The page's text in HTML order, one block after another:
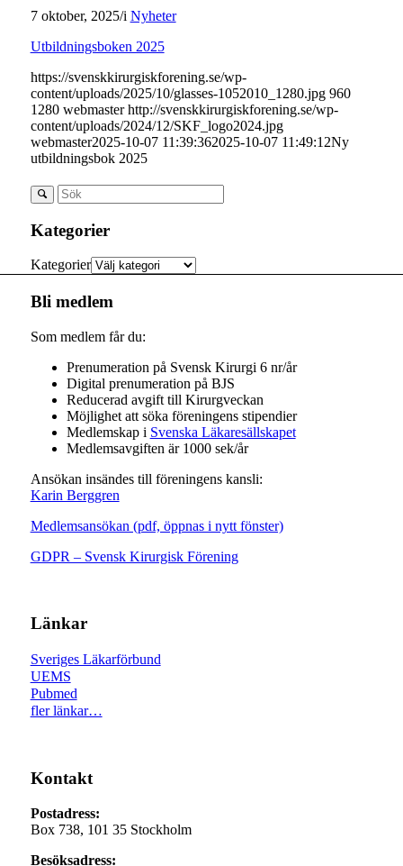
7 oktober, 2025/i Nyheter
Utbildningsboken 2025
https://svenskkirurgiskforening.se/wp-
content/uploads/2025/10/glasses-1052010_1280.jpg 960
1280 webmaster http://svenskkirurgiskforening.se/wp-
content/uploads/2024/12/SKF_logo2024.jpg
webmaster2025-10-07 11:39:362025-10-07 11:49:12Ny
utbildningsbok 2025
Kategorier
Kategorier
Bli medlem
Som medlem får du:
Prenumeration på Svensk Kirurgi 6 nr/år
Digital prenumeration på BJS
Reducerad avgift till Kirurgveckan
Möjlighet att söka föreningens stipendier
Medlemskap i Svenska Läkaresällskapet
Medlemsavgiften är 1000 sek/år
Ansökan insändes till föreningens kansli:
Karin Berggren
Medlemsansökan (pdf, öppnas i nytt fönster)
GDPR – Svensk Kirurgisk Förening
Länkar
Sveriges Läkarförbund
UEMS
Pubmed
fler länkar…
Kontakt
Postadress:
Box 738, 101 35 Stockholm
Besöksadress: